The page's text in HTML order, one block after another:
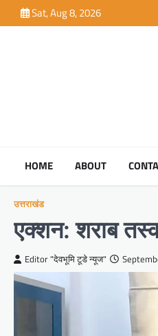
to
Sat, Aug 8, 2026
HOME ABOUT
उत्तराखंड
एक्शन: शराब
Editor "देवभूमि टूडे न्यूज"